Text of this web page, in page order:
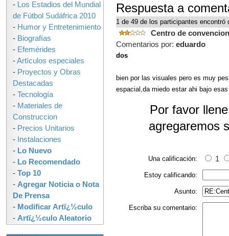
Respuesta a
1 de 49 de los participantes
Centro de
Comentarios por: eduardo
dos
bien por las visuales pero es muy
espacial,da miedo estar ahi bajo
Por favor
agregaremos
Una calificación: 1
Estoy calificando:
Asunto:
Escriba su comentario:
- Los Estadios del Mundial
de Fútbol Sudáfrica 2010
- Humor y Entretenimiento
- Biografías
- Efemérides
-Artículos especiales
- Proyectos y Obras
Destacadas
- Tecnología
- Materiales de
Construccion
- Precios Unitarios
- Instalaciones
- Lo Nuevo
- Lo Recomendado
- Top 10
- Agregar Noticia o Nota
De Prensa
- Modificar Artï¿½culo
- Artï¿½culo Aleatorio